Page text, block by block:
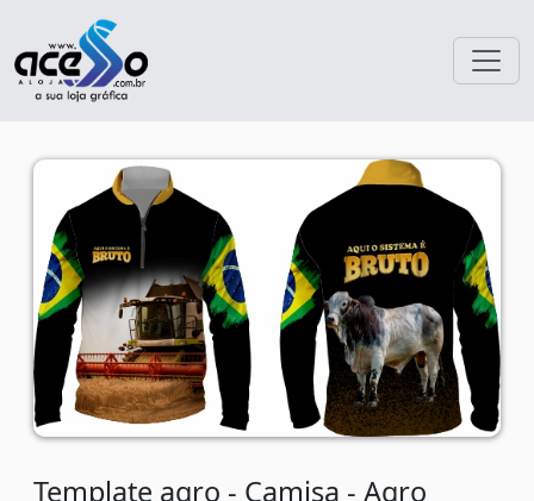
Template agro - Camisa - Agro